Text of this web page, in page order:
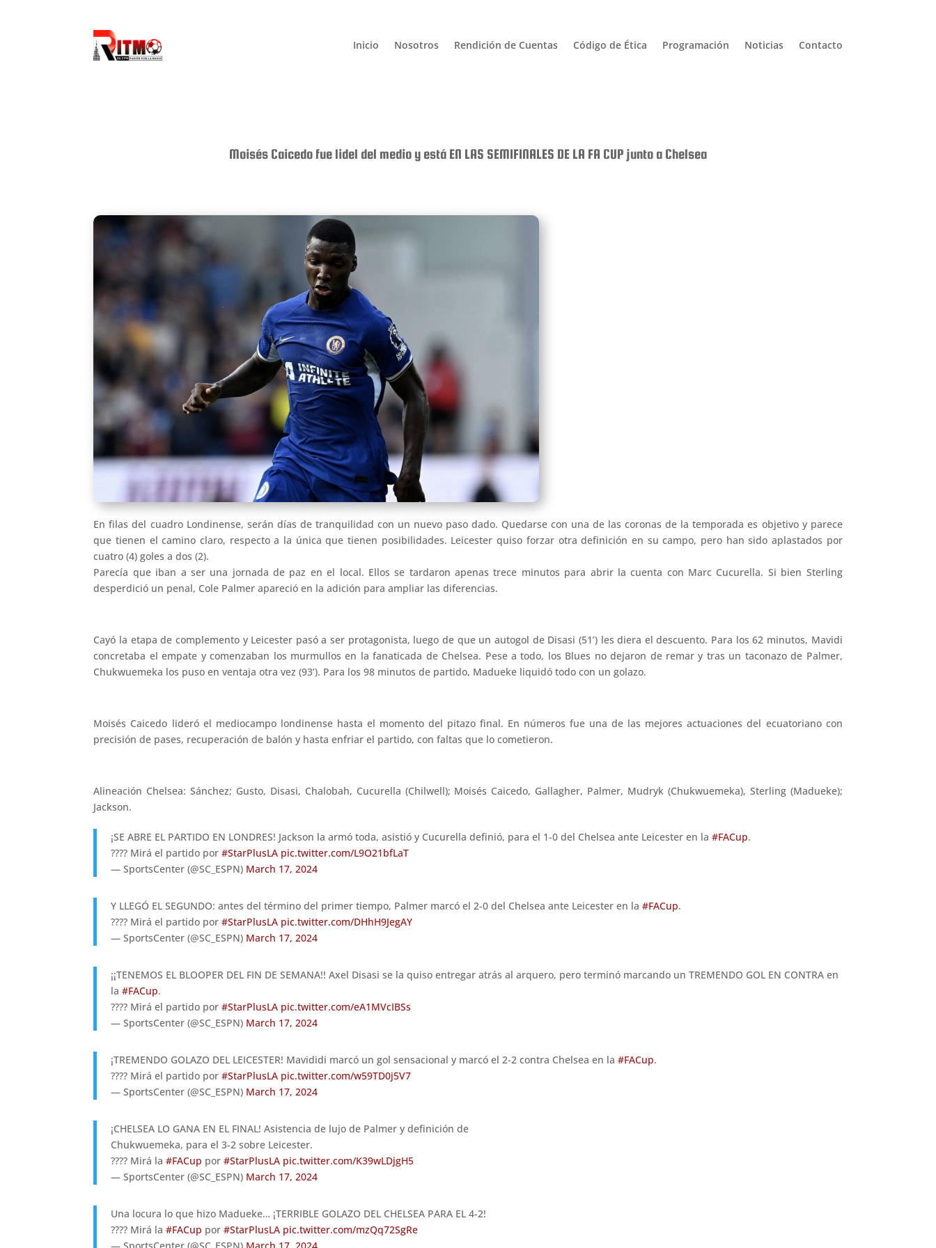
Inicio Nosotros Rendición de Cuentas Código de Ética Programación Noticias Contacto
Moisés Caicedo fue lidel del medio y está EN LAS SEMIFINALES DE LA FA CUP junto a Chelsea
En filas del cuadro Londinense, serán días de tranquilidad con un nuevo paso dado. Quedarse con una de las coronas de la temporada es objetivo y parece
que tienen el camino claro, respecto a la única que tienen posibilidades. Leicester quiso forzar otra definición en su campo, pero han sido aplastados por
cuatro (4) goles a dos (2).
Parecía que iban a ser una jornada de paz en el local. Ellos se tardaron apenas trece minutos para abrir la cuenta con Marc Cucurella. Si bien Sterling
desperdició un penal, Cole Palmer apareció en la adición para ampliar las diferencias.
Cayó la etapa de complemento y Leicester pasó a ser protagonista, luego de que un autogol de Disasi (51’) les diera el descuento. Para los 62 minutos, Mavidi
concretaba el empate y comenzaban los murmullos en la fanaticada de Chelsea. Pese a todo, los Blues no dejaron de remar y tras un taconazo de Palmer,
Chukwuemeka los puso en ventaja otra vez (93’). Para los 98 minutos de partido, Madueke liquidó todo con un golazo.
Moisés Caicedo lideró el mediocampo londinense hasta el momento del pitazo final. En números fue una de las mejores actuaciones del ecuatoriano con
precisión de pases, recuperación de balón y hasta enfriar el partido, con faltas que lo cometieron.
Alineación Chelsea: Sánchez; Gusto, Disasi, Chalobah, Cucurella (Chilwell); Moisés Caicedo, Gallagher, Palmer, Mudryk (Chukwuemeka), Sterling (Madueke);
Jackson.
¡SE ABRE EL PARTIDO EN LONDRES! Jackson la armó toda, asistió y Cucurella definió, para el 1-0 del Chelsea ante Leicester en la#FACup.
???? Mirá el partido por#StarPlusLA pic.twitter.com/L9O21bfLaT
— SportsCenter (@SC_ESPN) March 17, 2024
Y LLEGÓ EL SEGUNDO: antes del término del primer tiempo, Palmer marcó el 2-0 del Chelsea ante Leicester en la#FACup.
???? Mirá el partido por#StarPlusLA pic.twitter.com/DHhH9JegAY
— SportsCenter (@SC_ESPN) March 17, 2024
¡¡TENEMOS EL BLOOPER DEL FIN DE SEMANA!! Axel Disasi se la quiso entregar atrás al arquero, pero terminó marcando un TREMENDO GOL EN CONTRA en
la#FACup.
???? Mirá el partido por#StarPlusLA pic.twitter.com/eA1MVcIBSs
— SportsCenter (@SC_ESPN) March 17, 2024
¡TREMENDO GOLAZO DEL LEICESTER! Mavididi marcó un gol sensacional y marcó el 2-2 contra Chelsea en la#FACup.
???? Mirá el partido por#StarPlusLA pic.twitter.com/w59TD0j5V7
— SportsCenter (@SC_ESPN) March 17, 2024
¡CHELSEA LO GANA EN EL FINAL! Asistencia de lujo de Palmer y definición de
Chukwuemeka, para el 3-2 sobre Leicester.
???? Mirá la#FACup por#StarPlusLA pic.twitter.com/K39wLDjgH5
— SportsCenter (@SC_ESPN) March 17, 2024
Una locura lo que hizo Madueke… ¡TERRIBLE GOLAZO DEL CHELSEA PARA EL 4-2!
???? Mirá la#FACup por#StarPlusLA pic.twitter.com/mzQq72SgRe